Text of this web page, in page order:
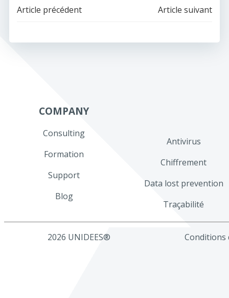
Navigation
de
Article précédent
Navigation
de
Article suivant
COMPANY
Consulting
Formation
Support
Blog
Antivirus
Chiffrement
Data lost prevention
Traçabilité
2026 UNIDEES® Conditions